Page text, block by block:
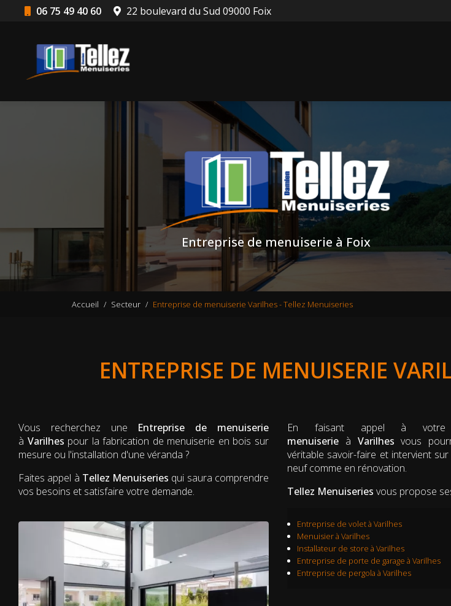
06 75 49 40 60 22 boulevard du Sud 09000 Foix
Entreprise de menuiserie à Foix
Accueil Secteur Entreprise de menuiserie Varilhes - Tellez Menuiseries
ENTREPRISE DE MENUISERIE
Vous recherchez une Entreprise de menuiserie
à Varilhes pour la fabrication de menuiserie en bois sur
mesure ou l'installation d'une véranda ?
Faites appel à Tellez Menuiseries qui saura comprendre
vos besoins et satisfaire votre demande.
En faisant appel à
menuiserieà Varilhes vous
véritable savoir-faire et intervient
neuf comme en rénovation.
Tellez Menuiseries vous propose
Entreprise de voletà Varilhes
Menuisier à Varilhes
Installateur de store à Varilhes
Entreprise de porte de garage à Varilhes
Entreprise de pergola à Varilhes